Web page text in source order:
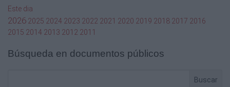
cuales
particulares,
Este dia
2026 2025 2024 2023 2022 2021 2020 2019 2018 2017 2016
2015 2014 2013 2012 2011
Búsqueda en documentos públicos
Buscar